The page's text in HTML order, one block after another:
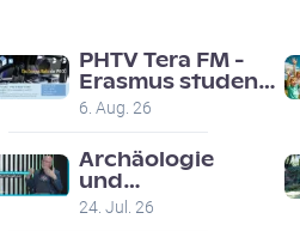
PHTV Tera FM -
Erasmus students
in Linz ask people
on road for
recommendations
6. Aug. 26
Archäologie
und
Denkmalschutz
24. Jul. 26